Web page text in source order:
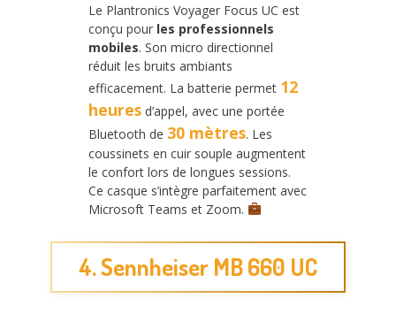
Le Plantronics Voyager Focus UC est
conçu pour les professionnels
mobiles. Son micro directionnel
réduit les bruits ambiants
efficacement. La batterie permet 12
heures d’appel, avec une portée
Bluetooth de 30 mètres. Les
coussinets en cuir souple augmentent
le confort lors de longues sessions.
Ce casque s’intègre parfaitement avec
Microsoft Teams et Zoom.
4. Sennheiser MB 660 UC